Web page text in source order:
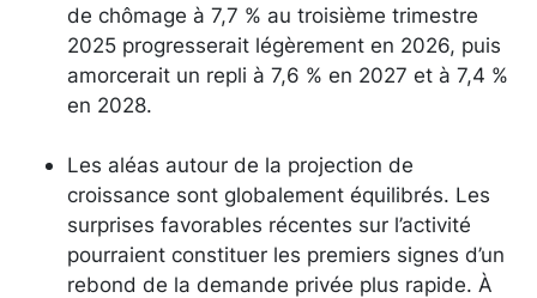
de chômage à 7,7 % au troisième trimestre
2025 progresserait légèrement en 2026, puis
amorcerait un repli à 7,6 % en 2027 et à 7,4 %
en 2028.
Les aléas autour de la projection de
croissance sont globalement équilibrés. Les
surprises favorables récentes sur l’activité
pourraient constituer les premiers signes d’un
rebond de la demande privée plus rapide. À